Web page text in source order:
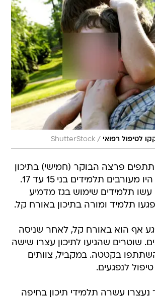
לטיפול רפואי /
ShutterStock
פרצה הבוקר (חמישי) בתיכון
בשפרעם, שבה היו מעורבים תלמידים בני 15 עד 17.
תלמידים שימוש בגז מדמיע
תלמיד ומורה בתיכון באורח קל.
אף הוא באורח קל, לאחר שניסה
שוטרים שהגיעו לתיכון עצרו שישה
בקטטה. במקביל, צוותים
לנפגעים.
נעצרו עשרה תלמידי תיכון בחיפה